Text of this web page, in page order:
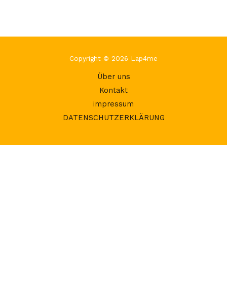
Copyright © 2026 Lap4me
Über uns
Kontakt
impressum
DATENSCHUTZERKLÄRUNG